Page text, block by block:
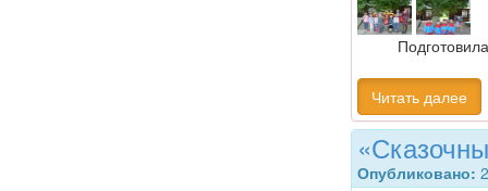
Читать далее
Опубликовано: